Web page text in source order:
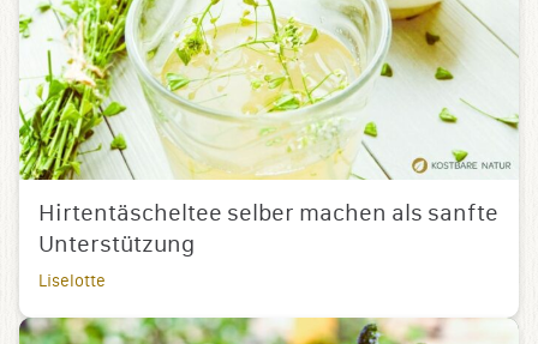
Hirtentäscheltee selber machen als sanfte
Unterstützung
Liselotte